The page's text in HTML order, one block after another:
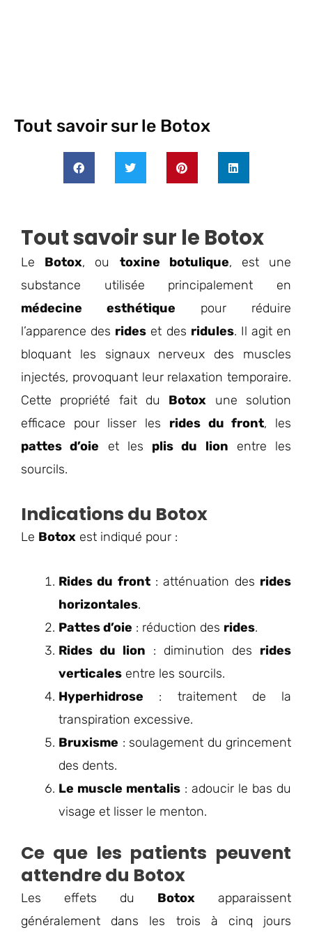
Tout savoir sur le Botox
Tout savoir sur le Botox
Le Botox, ou toxine botulique, est une
substance utilisée principalement en
médecine esthétique pour réduire
l’apparence des rides et des ridules. Il agit en
bloquant les signaux nerveux des muscles
injectés, provoquant leur relaxation temporaire.
Cette propriété fait du Botox une solution
efficace pour lisser les rides du front, les
pattes d’oie et les plis du lion entre les
sourcils.
Indications du Botox
Le Botox est indiqué pour :
Rides du front: atténuation des rides
horizontales.
Pattes d’oie : réduction des rides.
Rides du lion : diminution des rides
verticales entre les sourcils.
Hyperhidrose : traitement de la
transpiration excessive.
Bruxisme : soulagement du grincement
des dents.
Le muscle mentalis : adoucir le bas du
visage et lisser le menton.
Ce que les patients peuvent
attendre du Botox
Les effets du Botox apparaissent
généralement dans les trois à cinq jours